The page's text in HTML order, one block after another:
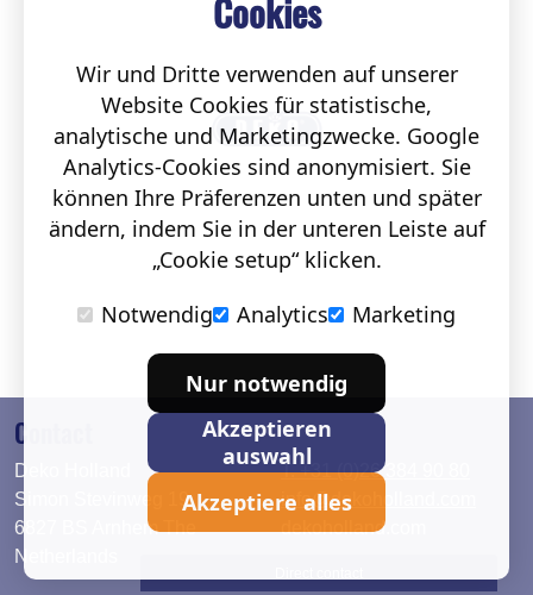
Contact
Deko Holland
Simon Stevinweg 19
6827 BS Arnhem The
Netherlands
T. +31 (0)26 384 90 80
info@dekoholland.com
dekoholland.com
Cookies
Wir und Dritte verwenden auf unserer
Website Cookies für statistische,
analytische und Marketingzwecke. Google
Analytics-Cookies sind anonymisiert. Sie
können Ihre Präferenzen unten und später
ändern, indem Sie in der unteren Leiste auf
„Cookie setup“ klicken.
Notwendig
Analytics Marketing
Nur notwendig
Akzeptieren
auswahl
Akzeptiere alles